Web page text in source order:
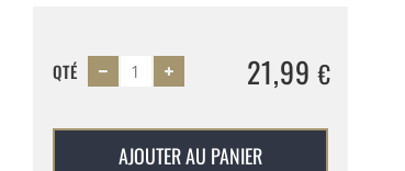
QTÉ 21,99€
AJOUTER AU PANIER